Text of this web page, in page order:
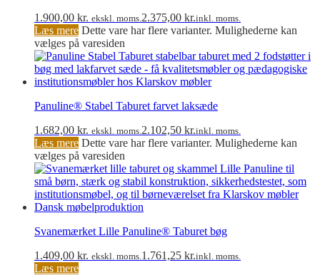
1.900,00 kr. ekskl. moms. 2.375,00 kr.inkl. moms.
Læs mere Dette vare har flere varianter. Mulighederne kan
vælges på varesiden
Panuline® Stabel Taburet farvet laksæde
1.682,00 kr. ekskl. moms. 2.102,50 kr.inkl. moms.
Læs mere Dette vare har flere varianter. Mulighederne kan
vælges på varesiden
Svanemærket Lille Panuline® Taburet bøg
1.409,00 kr. ekskl. moms. 1.761,25 kr.inkl. moms.
Læs mere